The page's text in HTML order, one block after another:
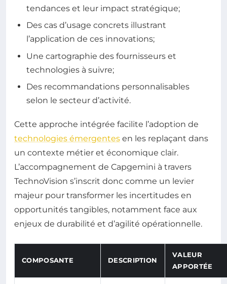
tendances et leur impact stratégique;
Des cas d’usage concrets illustrant
l’application de ces innovations;
Une cartographie des fournisseurs et
technologies à suivre;
Des recommandations personnalisables
selon le secteur d’activité.
Cette approche intégrée facilite l’adoption de
technologies émergentes en les replaçant dans
un contexte métier et économique clair.
L’accompagnement de Capgemini à travers
TechnoVision s’inscrit donc comme un levier
majeur pour transformer les incertitudes en
opportunités tangibles, notamment face aux
enjeux de durabilité et d’agilité opérationnelle.
COMPOSANTE DESCRIPTION
VALEUR
APPORTÉE